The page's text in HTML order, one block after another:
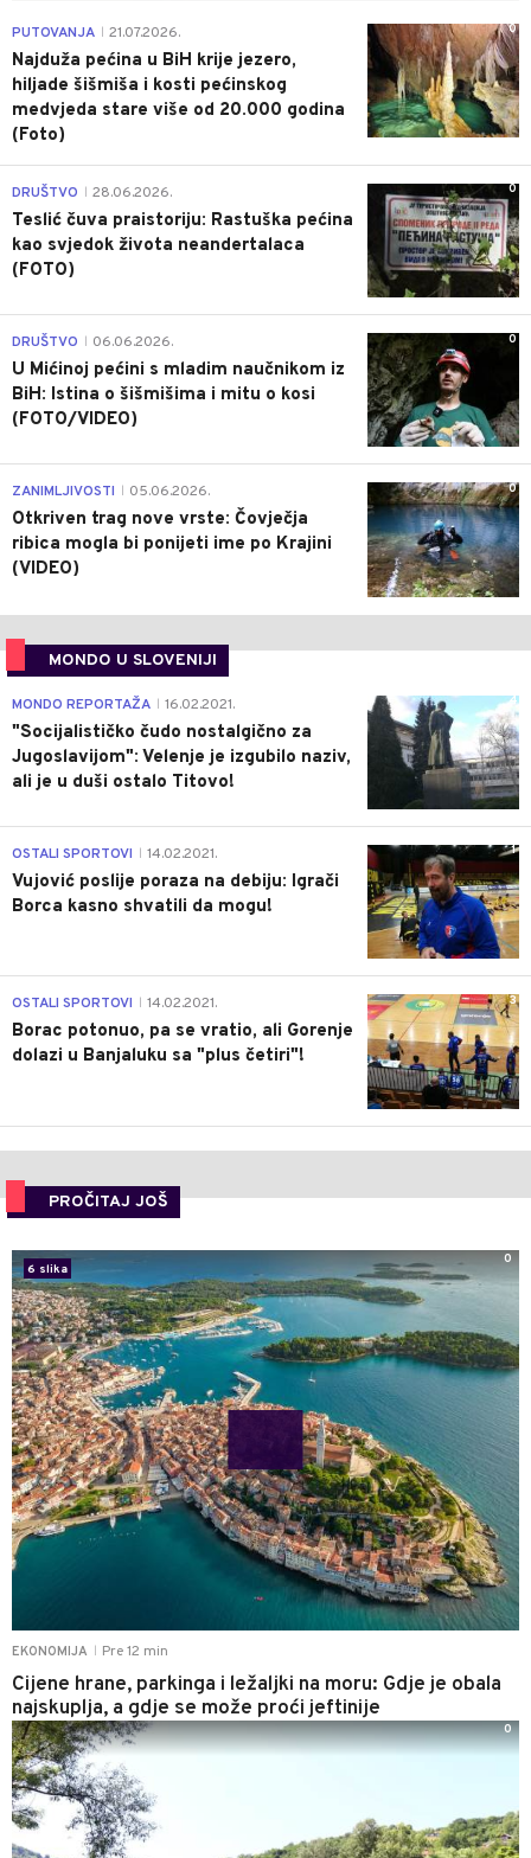
0
PUTOVANJA 21.07.2026.
Najduža pećina u BiH krije jezero,
hiljade šišmiša i kosti pećinskog
medvjeda stare više od 20.000 godina
(Foto)
0
DRUŠTVO 28.06.2026.
Teslić čuva praistoriju: Rastuška pećina
kao svjedok života neandertalaca
(FOTO)
0
DRUŠTVO 06.06.2026.
U Mićinoj pećini s mladim naučnikom iz
BiH: Istina o šišmišima i mitu o kosi
(FOTO/VIDEO)
0
ZANIMLJIVOSTI 05.06.2026.
Otkriven trag nove vrste: Čovječja
ribica mogla bi ponijeti ime po Krajini
(VIDEO)
MONDO U SLOVENIJI
4
MONDO REPORTAŽA 16.02.2021.
"Socijalističko čudo nostalgično za
Jugoslavijom": Velenje je izgubilo naziv,
ali je u duši ostalo Titovo!
1
OSTALI SPORTOVI 14.02.2021.
Vujović poslije poraza na debiju: Igrači
Borca kasno shvatili da mogu!
3
OSTALI SPORTOVI 14.02.2021.
Borac potonuo, pa se vratio, ali Gorenje
dolazi u Banjaluku sa "plus četiri"!
PROČITAJ JOŠ
EKONOMIJA Pre 12 min
Cijene hrane, parkinga i ležaljki na moru: Gdje je obala
najskuplja, a gdje se može proći jeftinije
6 slika
0
0